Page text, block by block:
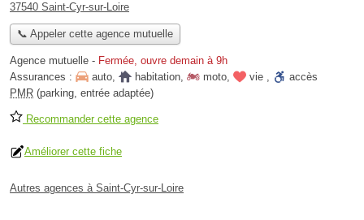
37540 Saint-Cyr-sur-Loire
📞 Appeler cette agence mutuelle
Agence mutuelle - Fermée, ouvre demain à 9h
Assurances :
auto, habitation, moto, vie ,
accès
PMR (parking, entrée adaptée)
Recommander cette agence
Améliorer cette fiche
Autres agences à Saint-Cyr-sur-Loire